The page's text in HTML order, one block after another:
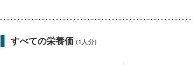
すべての栄養価 (1人分)